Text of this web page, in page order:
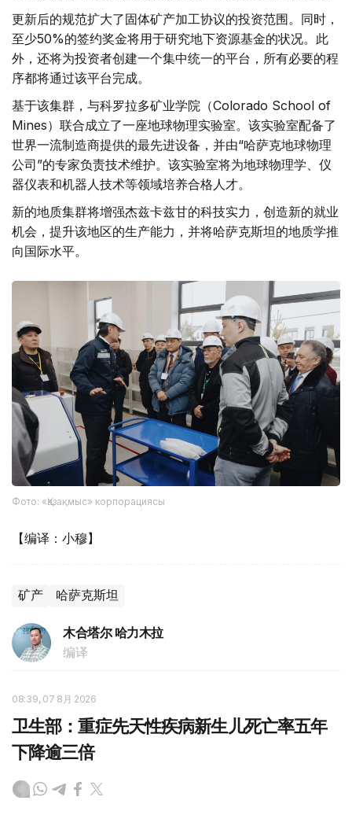
更新后的规范扩大了固体矿产加工协议的投资范围。同时，
至少50%的签约奖金将用于研究地下资源基金的状况。此
外，还将为投资者创建一个集中统一的平台，所有必要的程
序都将通过该平台完成。
基于该集群，与科罗拉多矿业学院（Colorado School of
Mines）联合成立了一座地球物理实验室。该实验室配备了
世界一流制造商提供的最先进设备，并由“哈萨克地球物理
公司”的专家负责技术维护。该实验室将为地球物理学、仪
器仪表和机器人技术等领域培养合格人才。
新的地质集群将增强杰兹卡兹甘的科技实力，创造新的就业
机会，提升该地区的生产能力，并将哈萨克斯坦的地质学推
向国际水平。
Фото: «Қазақмыс» корпорациясы
【编译：小穆】
矿产 哈萨克斯坦
木合塔尔 哈力木拉
编译
08:39, 07 8月 2026
卫生部：重症先天性疾病新生儿死亡率五年
下降逾三倍